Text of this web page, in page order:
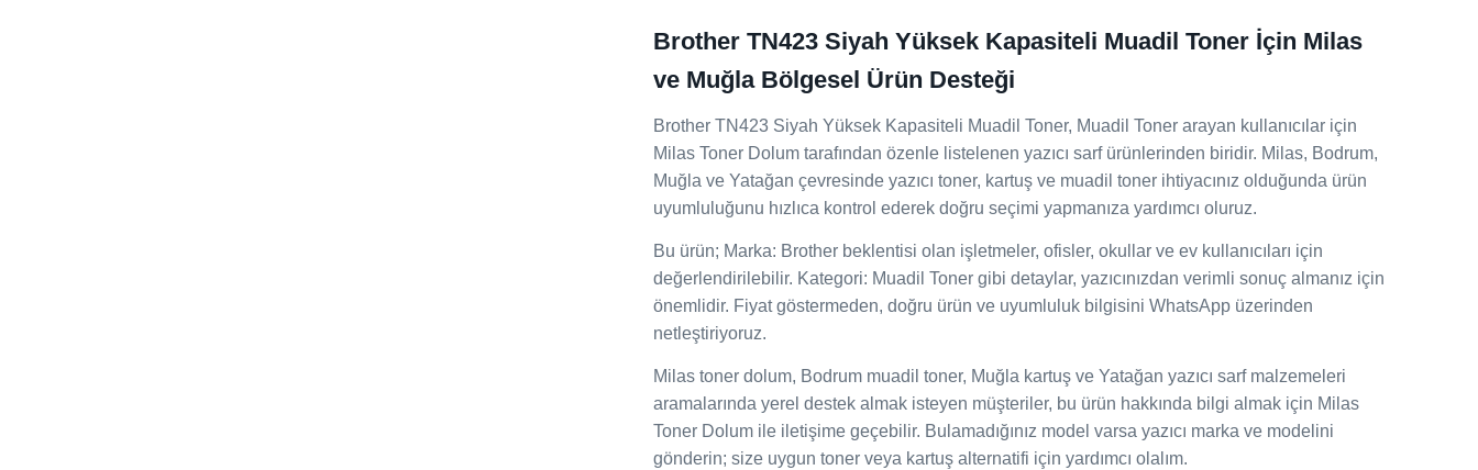
Brother TN423 Siyah Yüksek Kapasiteli Muadil Toner İçin Milas
ve Muğla Bölgesel Ürün Desteği
Brother TN423 Siyah Yüksek Kapasiteli Muadil Toner, Muadil Toner arayan kullanıcılar için
Milas Toner Dolum tarafından özenle listelenen yazıcı sarf ürünlerinden biridir. Milas, Bodrum,
Muğla ve Yatağan çevresinde yazıcı toner, kartuş ve muadil toner ihtiyacınız olduğunda ürün
uyumluluğunu hızlıca kontrol ederek doğru seçimi yapmanıza yardımcı oluruz.
Bu ürün; Marka: Brother beklentisi olan işletmeler, ofisler, okullar ve ev kullanıcıları için
değerlendirilebilir. Kategori: Muadil Toner gibi detaylar, yazıcınızdan verimli sonuç almanız için
önemlidir. Fiyat göstermeden, doğru ürün ve uyumluluk bilgisini WhatsApp üzerinden
netleştiriyoruz.
Milas toner dolum, Bodrum muadil toner, Muğla kartuş ve Yatağan yazıcı sarf malzemeleri
aramalarında yerel destek almak isteyen müşteriler, bu ürün hakkında bilgi almak için Milas
Toner Dolum ile iletişime geçebilir. Bulamadığınız model varsa yazıcı marka ve modelini
gönderin; size uygun toner veya kartuş alternatifi için yardımcı olalım.